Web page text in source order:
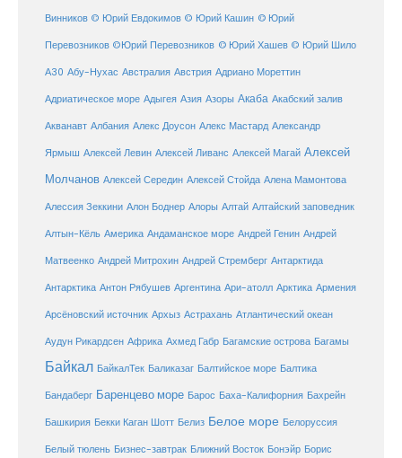
Винников © Юрий Евдокимов © Юрий Кашин © Юрий
Перевозников ©Юрий Перевозников © Юрий Хашев © Юрий Шило
А30 Абу-Нухас Австралия Австрия Адриано Мореттин
Адриатическое море Адыгея Азия Азоры Акаба Акабский залив
Акванавт Албания Алекс Доусон Алекс Мастард Александр
Ярмыш Алексей Левин Алексей Ливанс Алексей Магай Алексей
Молчанов Алексей Середин Алексей Стойда Алена Мамонтова
Алессия Зеккини Алон Боднер Алоры Алтай Алтайский заповедник
Алтын-Кёль Америка Андаманское море Андрей Генин Андрей
Матвеенко Андрей Митрохин Андрей Стремберг Антарктида
Антарктика Антон Рябушев Аргентина Ари-атолл Арктика Армения
Арсёновский источник Архыз Астрахань Атлантический океан
Аудун Рикардсен Африка Ахмед Габр Багамские острова Багамы
Байкал БайкалТек Баликазаг Балтийское море Балтика
Бандаберг Баренцево море Барос Баха-Калифорния Бахрейн
Башкирия Бекки Каган Шотт Белиз Белое море Белоруссия
Белый тюлень Бизнес-завтрак Ближний Восток Бонэйр Борис